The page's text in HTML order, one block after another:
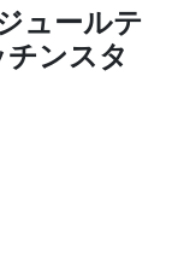
理アプリ：これ
ート Excel-
ュールテ
ンスタ